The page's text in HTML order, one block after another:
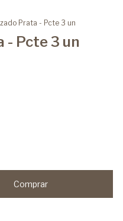
Prata - Pcte 3 un
- Pcte 3 un